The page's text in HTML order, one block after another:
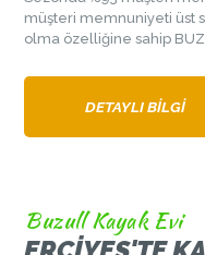
müşteri memnuniyeti üst
olma özelliğine sahip
DETAYLI BILGI
Buzull Kayak Evi